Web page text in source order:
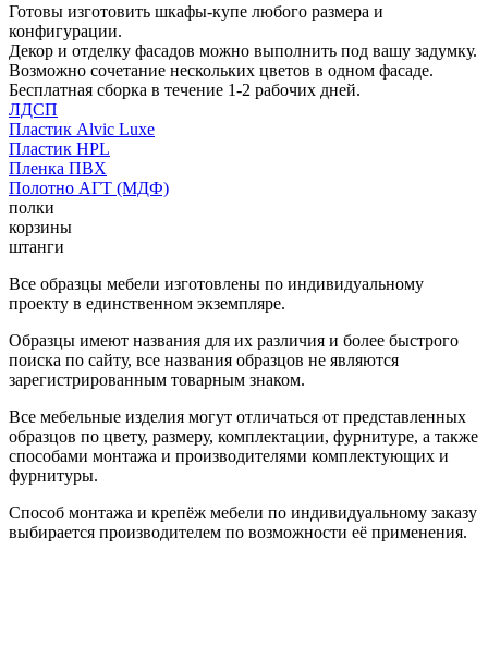
Готовы изготовить шкафы-купе любого размера и
конфигурации.
Декор и отделку фасадов можно выполнить под вашу задумку.
Возможно сочетание нескольких цветов в одном фасаде.
Бесплатная сборка в течение 1-2 рабочих дней.
ЛДСП
Пластик Alvic Luxe
Пластик HPL
Пленка ПВХ
Полотно АГТ (МДФ)
полки
корзины
штанги
Все образцы мебели изготовлены по индивидуальному
проекту в единственном экземпляре.
Образцы имеют названия для их различия и более быстрого
поиска по сайту, все названия образцов не являются
зарегистрированным товарным знаком.
Все мебельные изделия могут отличаться от представленных
образцов по цвету, размеру, комплектации, фурнитуре, а также
способами монтажа и производителями комплектующих и
фурнитуры.
Способ монтажа и крепёж мебели по индивидуальному заказу
выбирается производителем по возможности её применения.